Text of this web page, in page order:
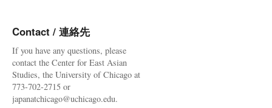
Contact / 連絡先
If you have any questions, please
contact the Center for East Asian
Studies, the University of Chicago at
773-702-2715 or
japanatchicago@uchicago.edu.